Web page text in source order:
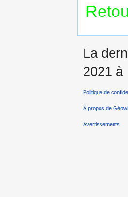
La
2021 à
Politique de
À propos de
Avertissements